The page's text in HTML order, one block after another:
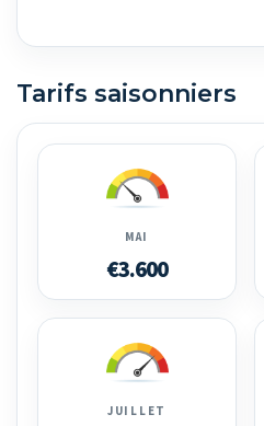
Tarifs saisonniers
MAI
€3.600
JUILLET